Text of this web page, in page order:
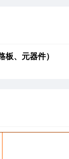
板、元器件）